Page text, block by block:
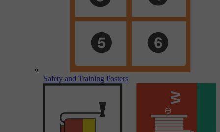
Safety and Training Posters